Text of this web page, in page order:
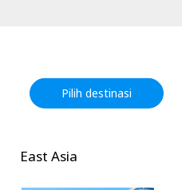
Pilih destinasi
East Asia